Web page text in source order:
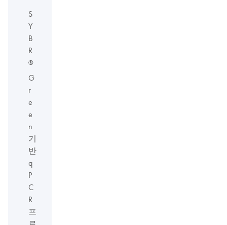
S
Y
B
R
®
G
r
e
e
n
기
반
q
P
C
R
프